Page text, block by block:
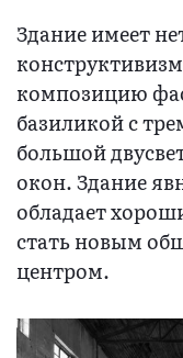
Здание имеет
композицию
базиликой с
большой
окон. Здание
обладает
стать новым
центром.